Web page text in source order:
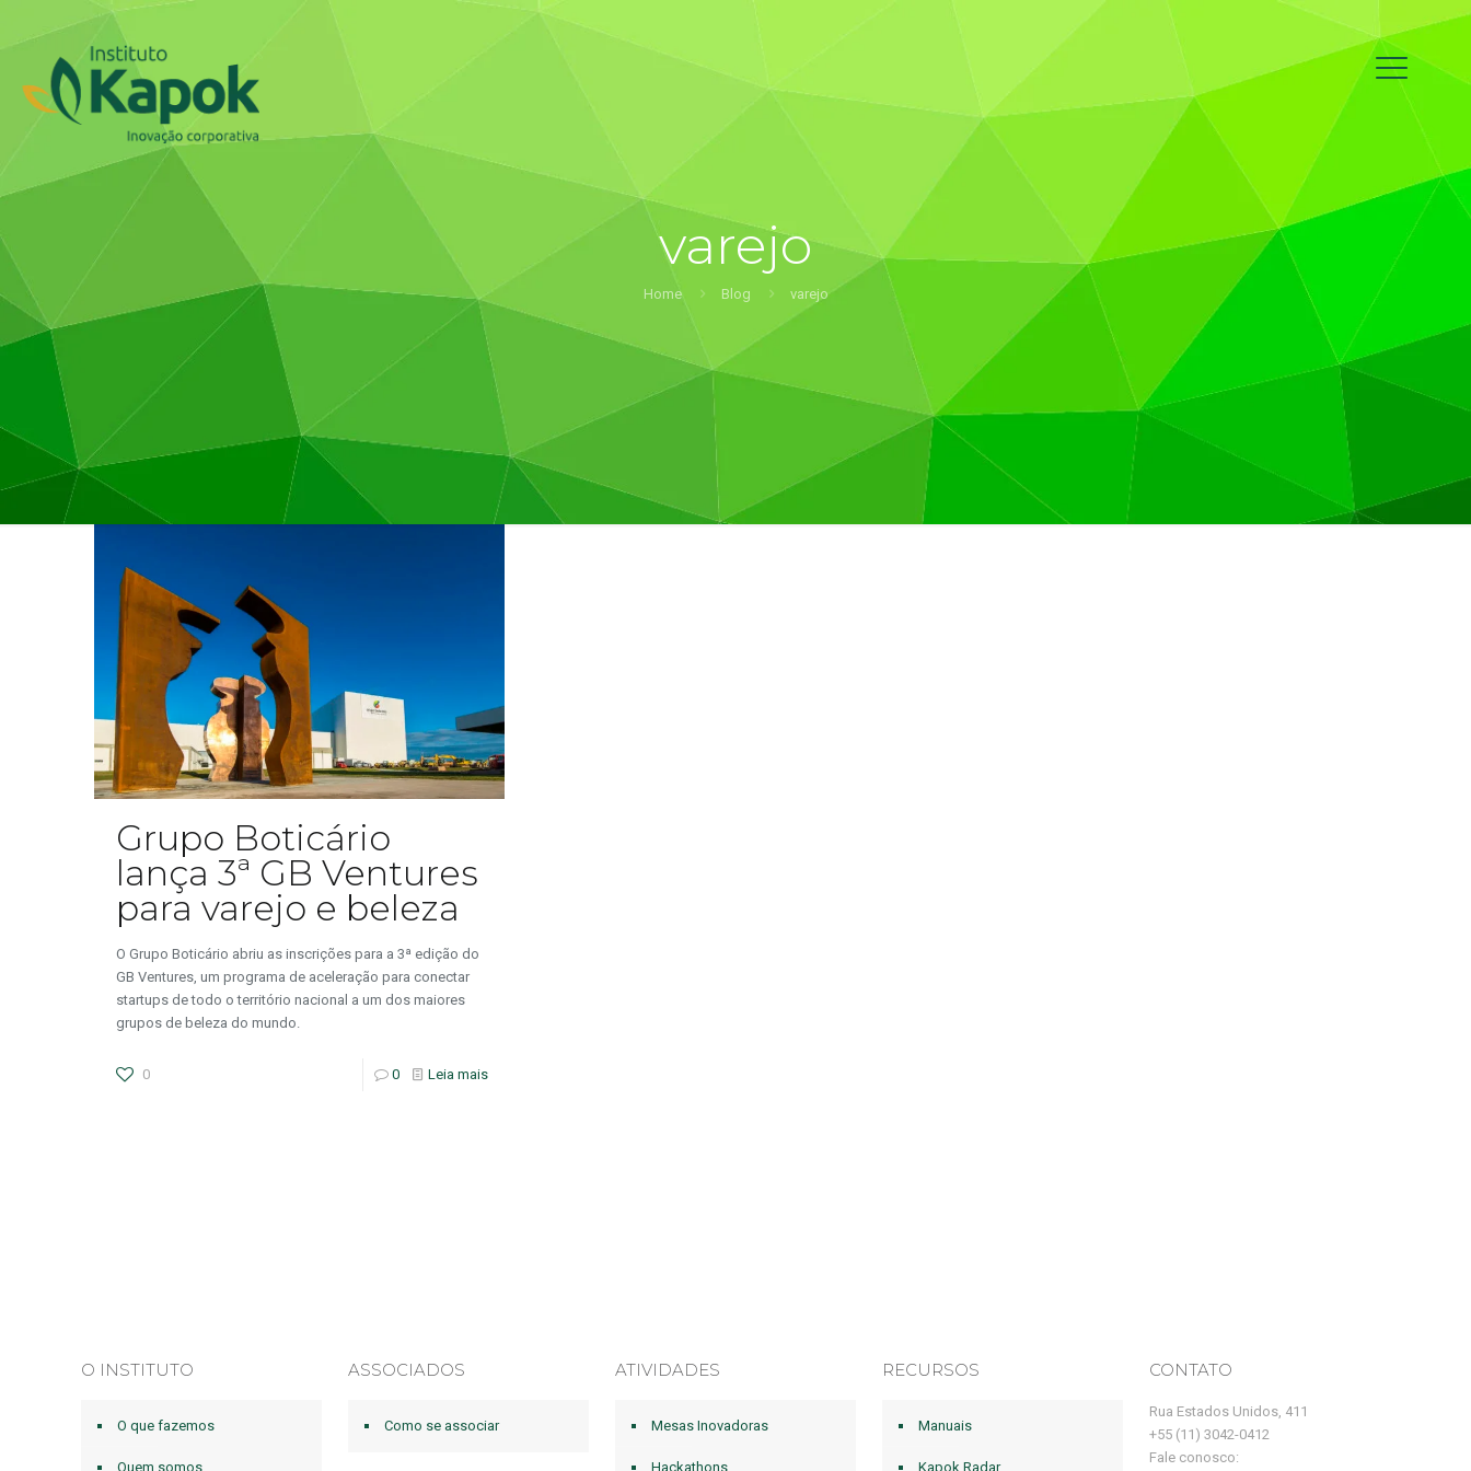
varejo
Home Blog varejo
Grupo Boticário
lança 3ª GB Ventures
para varejo e beleza
O Grupo Boticário abriu as inscrições para a 3ª edição do
GB Ventures, um programa de aceleração para conectar
startups de todo o território nacional a um dos maiores
grupos de beleza do mundo.
0 0 Leia mais
O INSTITUTO
O que fazemos
Quem somos
ASSOCIADOS
Como se associar
ATIVIDADES
Mesas Inovadoras
Hackathons
RECURSOS
Manuais
Kapok Radar
CONTATO
Rua Estados Unidos, 411
+55 (11) 3042-0412
Fale conosco: